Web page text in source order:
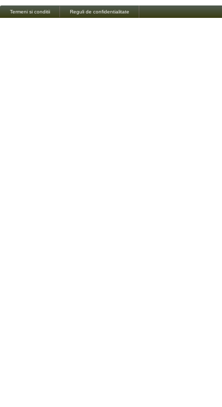
placi, se recomanda un rost de minim 2 mm, pentru a pastra
farmecul vizual si a compensa micile variatii de forma.
Termeni si conditii Reguli de confidentialitate